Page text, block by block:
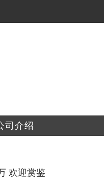
司介绍
欢迎赏鉴